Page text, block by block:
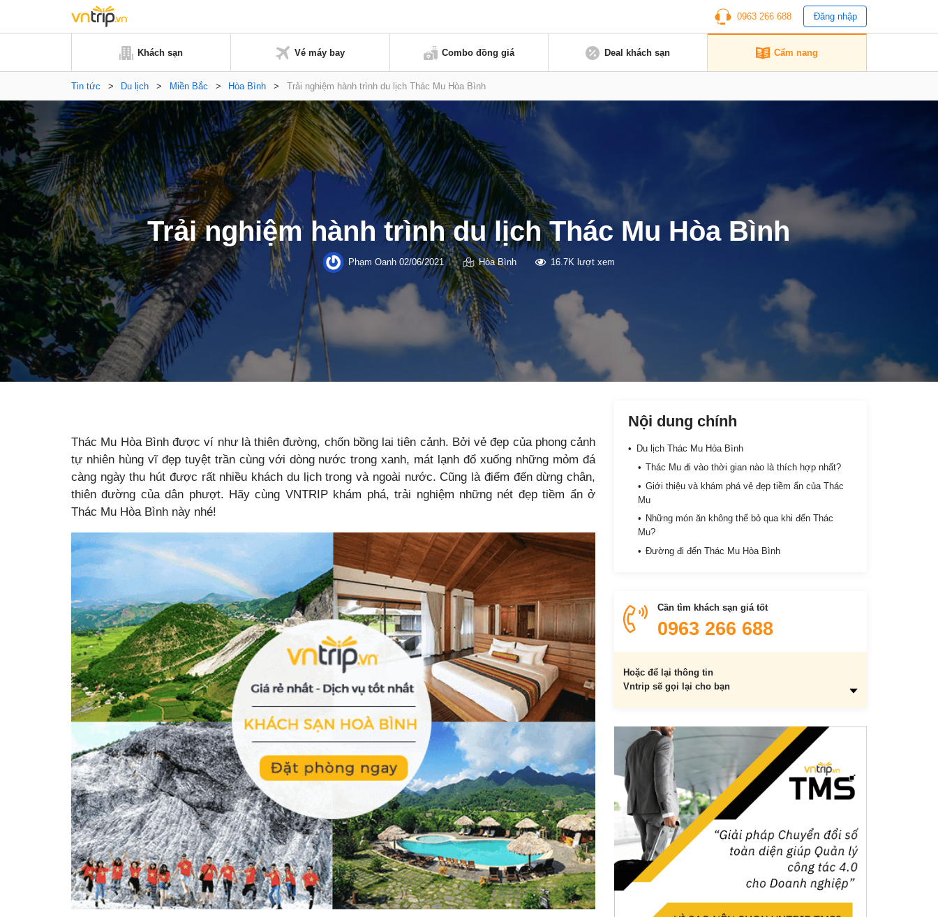
0963 266 688 Đăng nhập
Khách sạn Vé máy bay Combo đồng giá Deal khách sạn Cẩm nang
Tin tức > Du lịch > Miền Bắc > Hòa Bình > Trải nghiệm hành trình du lịch Thác Mu Hòa Bình
Trải nghiệm hành trình du lịch Thác Mu Hòa Bình
Phạm Oanh 02/06/2021 Hòa Bình 16.7K lượt xem
Thác Mu Hòa Bình được ví như là thiên đường, chốn bồng lai tiên cảnh. Bởi vẻ đẹp của phong cảnh
tự nhiên hùng vĩ đẹp tuyệt trần cùng với dòng nước trong xanh, mát lạnh đổ xuống những mỏm đá
càng ngày thu hút được rất nhiều khách du lịch trong và ngoài nước. Cũng là điểm đến dừng chân,
thiên đường của dân phượt. Hãy cùng VNTRIP khám phá, trải nghiệm những nét đẹp tiềm ẩn ở
Thác Mu Hòa Bình này nhé!
Nội dung chính
Du lịch Thác Mu Hòa Bình
Thác Mu đi vào thời gian nào là thích hợp nhất?
Giới thiệu và khám phá vẻ đẹp tiềm ẩn của Thác
Mu
Những món ăn không thể bỏ qua khi đến Thác
Mu?
Đường đi đến Thác Mu Hòa Bình
Cần tìm khách sạn giá tốt
0963 266 688
Hoặc để lại thông tin
Vntrip sẽ gọi lại cho bạn